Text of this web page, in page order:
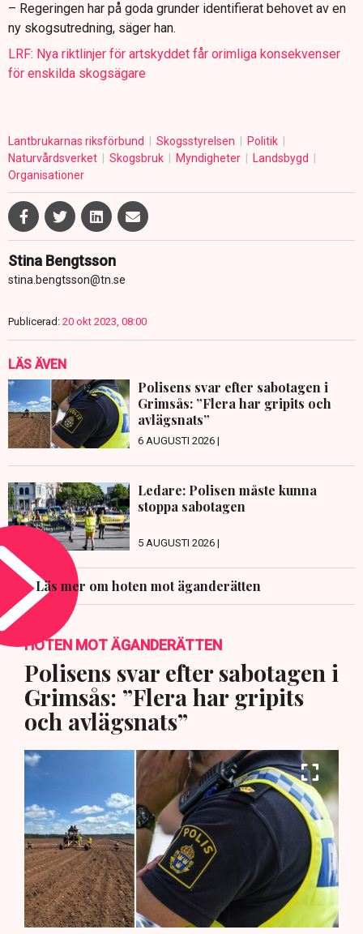
– Regeringen har på goda grunder identifierat behovet av en
ny skogsutredning, säger han.
LRF: Nya riktlinjer för artskyddet får orimliga konsekvenser
för enskilda skogsägare
Lantbrukarnas riksförbund Skogsstyrelsen
Politik
Naturvårdsverket
Skogsbruk Myndigheter
Landsbygd
Organisationer
Stina Bengtsson
stina.bengtsson@tn.se
Publicerad: 20 okt 2023, 08:00
LÄS ÄVEN
Polisens svar efter sabotagen i
Grimsås: ”Flera har gripits och
avlägsnats”
6 AUGUSTI 2026 |
Ledare: Polisen måste kunna
stoppa sabotagen
5 AUGUSTI 2026 |
Läs mer om hoten mot äganderätten
HOTEN MOT ÄGANDERÄTTEN
Polisens svar efter sabotagen i
Grimsås: ”Flera har gripits
och avlägsnats”